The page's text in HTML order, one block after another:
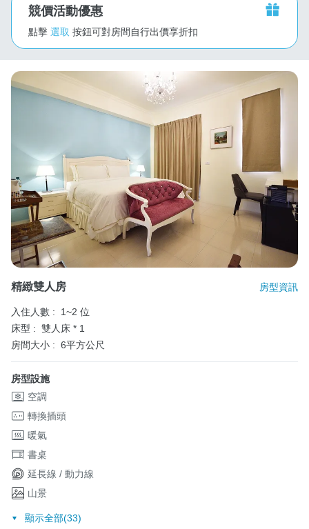
競價活動優惠
點擊 選取 按鈕可對房間自行出價享折扣
精緻雙人房 房型資訊
入住人數 :
1~2 位
床型 : 雙人床 * 1
房間大小 : 6平方公尺
房型設施
空調
轉換插頭
暖氣
書桌
延長線 / 動力線
山景
顯示全部(33)